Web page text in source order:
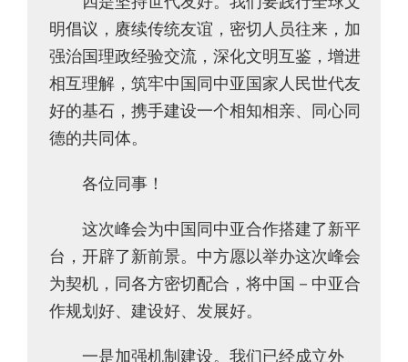
明倡议，赓续传统友谊，密切人员往来，加
强治国理政经验交流，深化文明互鉴，增进
相互理解，筑牢中国同中亚国家人民世代友
好的基石，携手建设一个相知相亲、同心同
德的共同体。
各位同事！
这次峰会为中国同中亚合作搭建了新平
台，开辟了新前景。中方愿以举办这次峰会
为契机，同各方密切配合，将中国－中亚合
作规划好、建设好、发展好。
一是加强机制建设。我们已经成立外